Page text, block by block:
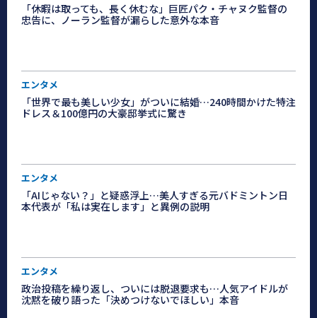
「休暇は取っても、長く休むな」巨匠パク・チャヌク監督の
忠告に、ノーラン監督が漏らした意外な本音
エンタメ
「世界で最も美しい少女」がついに結婚…240時間かけた特注
ドレス＆100億円の大豪邸挙式に驚き
エンタメ
「AIじゃない？」と疑惑浮上…美人すぎる元バドミントン日
本代表が「私は実在します」と異例の説明
エンタメ
政治投稿を繰り返し、ついには脱退要求も…人気アイドルが
沈黙を破り語った「決めつけないでほしい」本音